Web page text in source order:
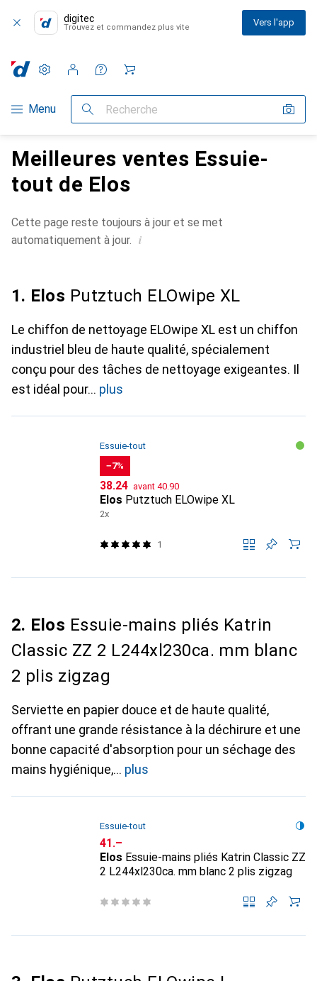
digitec
Trouvez et commandez plus vite Vers l'app
Navigation par catégorie
Menu Recherche
Paramètres
Compte client
Listes de comparaison
Listes d'envies
Panier
Meilleures ventes Essuie-
tout de Elos
Cette page reste toujours à jour et se met
automatiquement à jour. i
1. Elos Putztuch ELOwipe XL
Le chiffon de nettoyage ELOwipe XL est un chiffon
industriel bleu de haute qualité, spécialement
conçu pour des tâches de nettoyage exigeantes. Il
est idéal pour
plus
Essuie-tout
−7%
CHF
38.24 avant CHF
40.90
Elos Putztuch ELOwipe XL
2x
1
2. Elos Essuie-mains pliés Katrin
Classic ZZ 2 L244xl230ca. mm blanc
2 plis zigzag
Serviette en papier douce et de haute qualité,
offrant une grande résistance à la déchirure et une
bonne capacité d'absorption pour un séchage des
mains hygiénique,
plus
Essuie-tout
CHF
41.–
Elos Essuie-mains pliés Katrin Classic ZZ
2 L244xl230ca. mm blanc 2 plis zigzag